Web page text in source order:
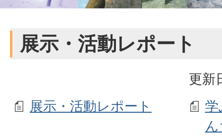
展示・活動レポート
更新
展示・活動レポート
学